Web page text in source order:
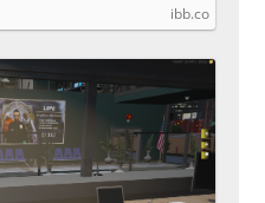
ibb.co